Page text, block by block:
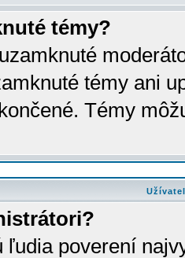
témy?
témy ani
Témy
ľudia poverení